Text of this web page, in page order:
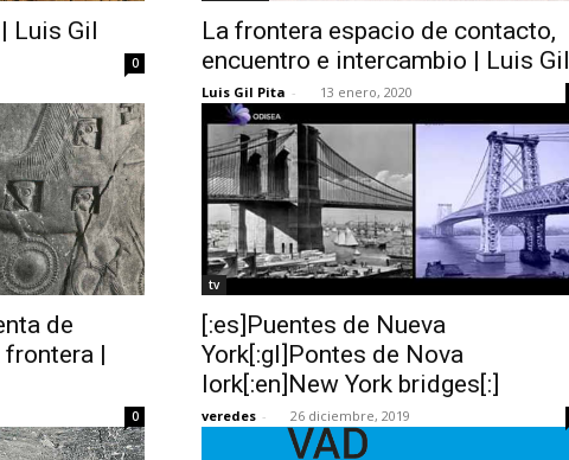
Luis Gil
0
La frontera espacio de contacto,
encuentro e intercambio | Luis Gil
Luis Gil Pita - 13 enero, 2020
de
|
0
tv
[:es]Puentes de Nueva
York[:gl]Pontes de Nova
Iork[:en]New York bridges[:]
veredes - 26 diciembre, 2019